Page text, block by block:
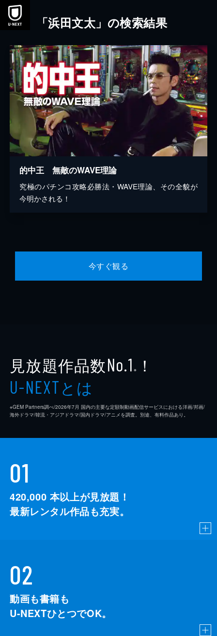
本文へスキップ
「浜田文太」の検索結果
的中王 無敵のWAVE理論
究極のパチンコ攻略必勝法・WAVE理論、その全貌が
今明かされる！
今すぐ観る
見放題作品数No.1 ※ ！
U-NEXTとは
※GEM Partners調べ/2026年7⽉ 国内の主要な定額制動画配信サービスにおける洋画/邦画/
海外ドラマ/韓流・アジアドラマ/国内ドラマ/アニメを調査。別途、有料作品あり。
01
420,000 本以上が見放題！
最新レンタル作品も充実。
02
動画も書籍も
U-NEXTひとつでOK。